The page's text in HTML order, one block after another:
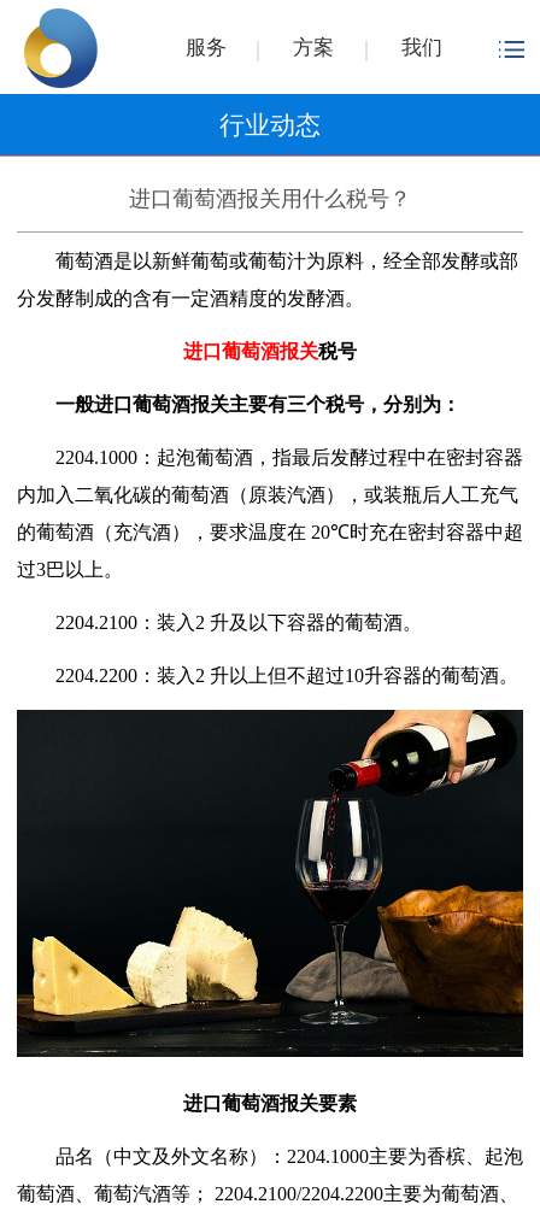
服务 方案 我们
行业动态
进口葡萄酒报关用什么税号？
葡萄酒是以新鲜葡萄或葡萄汁为原料，经全部发酵或部
分发酵制成的含有一定酒精度的发酵酒。
进口葡萄酒报关税号
一般进口葡萄酒报关主要有三个税号，分别为：
2204.1000 ：起泡葡萄酒，指最后发酵过程中在密封容器
内加入二氧化碳的葡萄酒（原装汽酒），或装瓶后人工充气
的葡萄酒（充汽酒），要求温度在 20℃时充在密封容器中超
过3巴以上。
2204.2100 ：装入 2 升及以下容器的葡萄酒。
2204.2200 ：装入 2 升以上但不超过10升容器的葡萄酒。
进口葡萄酒报关要素
品名（中文及外文名称）： 2204.1000主要为香槟、起泡
葡萄酒、葡萄汽酒等；
2204.2100/2204.2200主要为葡萄酒、